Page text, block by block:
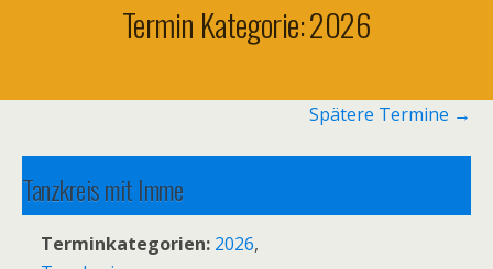
Termin Kategorie:2026
Spätere Termine →
Tanzkreis mit Imme
10. August 2026 19:00– 20:30
Terminkategorien: 2026,